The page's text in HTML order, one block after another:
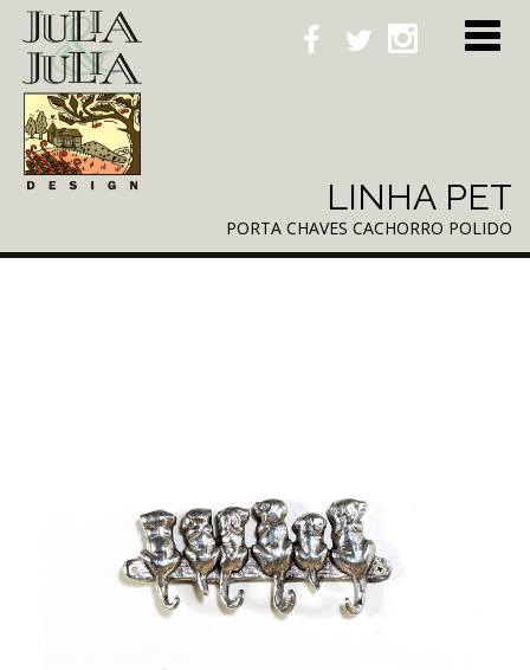
LINHA PET
PORTA CHAVES CACHORRO POLIDO